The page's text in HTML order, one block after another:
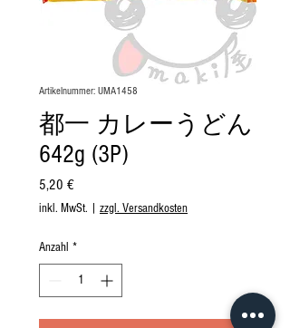
Artikelnummer: UMA1458
都一 カレーうどん
642g (3P)
5,20 €Preis
inkl. MwSt. zzgl. Versandkosten
Anzahl *